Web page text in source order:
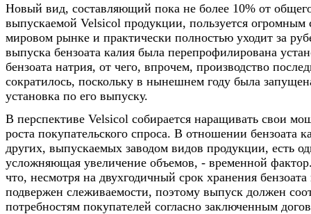
Новый вид, составляющий пока не более 10% от
выпускаемой Velsicol продукции, пользуется огромным
мировом рынке и практически полностью уходит за
выпуска бензоата калия была перепрофилирована
бензоата натрия, от чего, впрочем, производство
сократилось, поскольку в нынешнем году была
установка по его выпуску.
В перспективе Velsicol собирается наращивать свои
роста покупательского спроса. В отношении бензоата
других, выпускаемых заводом видов продукции, есть
усложняющая увеличение объемов, - временной
что, несмотря на двухгодичный срок хранения
подвержен слеживаемости, поэтому выпуск должен
потребностям покупателей согласно заключенным